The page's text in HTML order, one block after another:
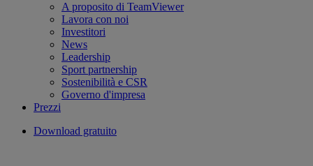
A proposito di TeamViewer
Lavora con noi
Investitori
News
Leadership
Sport partnership
Sostenibilità e CSR
Governo d'impresa
Prezzi
Download gratuito